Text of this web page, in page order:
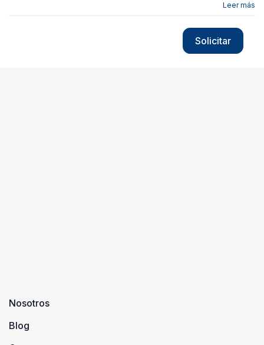
de Acceso,
política de privacidad
Leer más
Solicitar
Nosotros
Blog